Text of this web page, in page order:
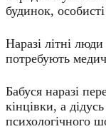
будинок,
​Наразі літні
потребують
​Бабуся наразі
кінцівки, а
психологічного